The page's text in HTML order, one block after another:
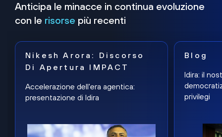
Anticipa le minacce in continua evoluzione
con le risorse più recenti
Nikesh Arora: Discorso
Di Apertura IMPACT
Accelerazione dell'era agentica:
presentazione di Idira
Blog
Idira: il
privilegi